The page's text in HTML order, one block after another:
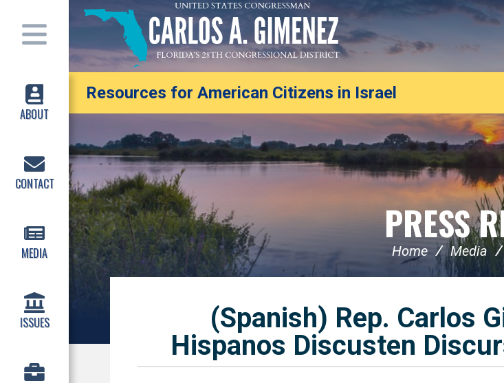
Resources for American Citizens in Israel
ABOUT
CONTACT
MEDIA
ISSUES
PRESS
Home Media
(Spanish) Rep. Carlos
Hispanos Discusten